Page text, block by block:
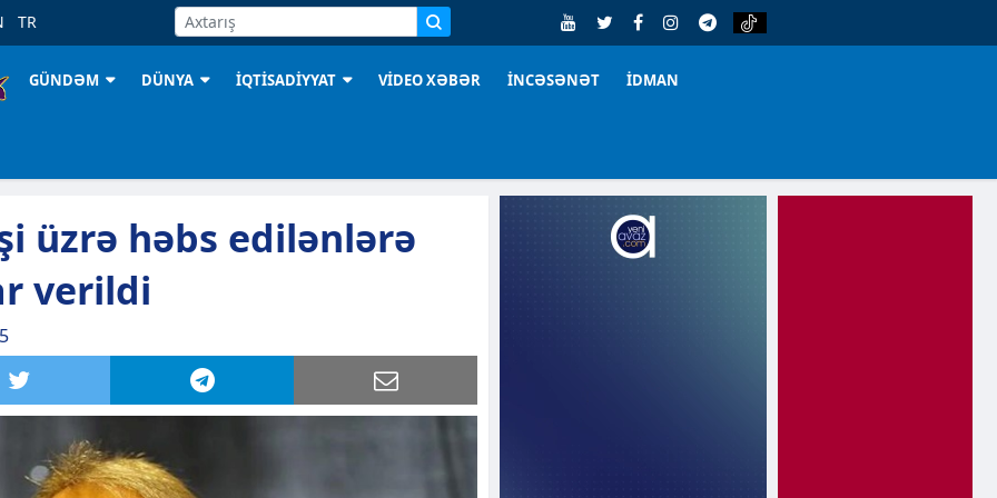
TR
GÜNDƏM DÜNYA İQTİSADİYYAT VİDEO XƏBƏR İNCƏSƏNƏT İDMAN
üzrə həbs edilənlərə
verildi